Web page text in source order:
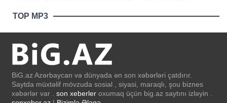
TOP MP3
BiG.az Azərbaycan və dünyada ən son xəbərləri çatdırır.
Saytda müxtəlif mövzuda sosial , siyasi, maraqlı, şou biznes
xəbərlər var . son xeberler oxumaq üçün big.az saytını izləyin .